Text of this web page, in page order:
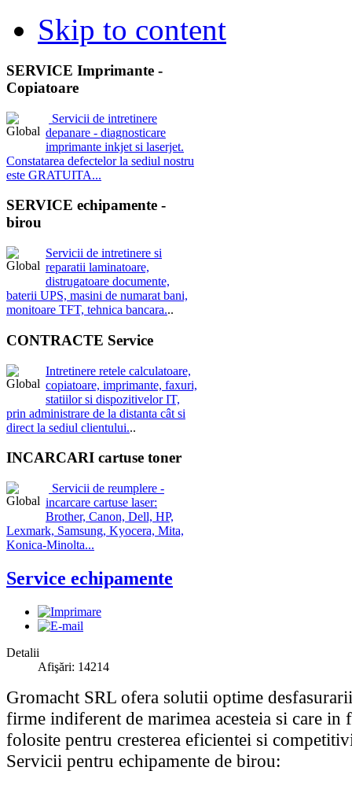
Skip to content
SERVICE Imprimante -
Copiatoare
Servicii de intretinere
depanare - diagnosticare
imprimante inkjet si laserjet.
Constatarea defectelor la sediul nostru
este GRATUITA...
SERVICE echipamente -
birou
Servicii de intretinere si
reparatii laminatoare,
distrugatoare documente,
baterii UPS, masini de numarat bani,
monitoare TFT, tehnica bancara...
CONTRACTE Service
Intretinere retele calculatoare,
copiatoare, imprimante, faxuri,
statiilor si dispozitivelor IT,
prin administrare de la distanta cât si
direct la sediul clientului...
INCARCARI cartuse toner
Servicii de reumplere -
incarcare cartuse laser:
Brother, Canon, Dell, HP,
Lexmark, Samsung, Kyocera, Mita,
Konica-Minolta...
Service echipamente
Detalii
Afişări: 14214
Gromacht SRL ofera solutii optime
firme indiferent de marimea acesteia si care in
folosite pentru cresterea eficientei si
Servicii pentru echipamente de birou: